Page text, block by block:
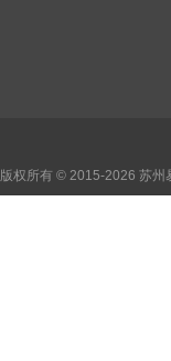
版权所有 © 2015-2026 苏州